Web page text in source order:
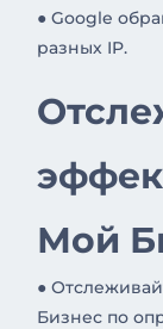
● Google
разных IP.
Мой
●
Бизнес по